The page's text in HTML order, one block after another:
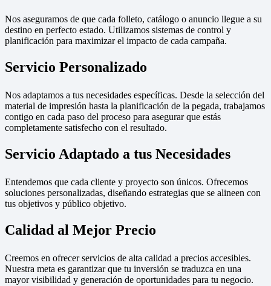
Nos aseguramos de que cada folleto, catálogo o anuncio llegue a su
destino en perfecto estado. Utilizamos sistemas de control y
planificación para maximizar el impacto de cada campaña.
Servicio Personalizado
Nos adaptamos a tus necesidades específicas. Desde la selección del
material de impresión hasta la planificación de la pegada, trabajamos
contigo en cada paso del proceso para asegurar que estás
completamente satisfecho con el resultado.
Servicio Adaptado a tus Necesidades
Entendemos que cada cliente y proyecto son únicos. Ofrecemos
soluciones personalizadas, diseñando estrategias que se alineen con
tus objetivos y público objetivo.
Calidad al Mejor Precio
Creemos en ofrecer servicios de alta calidad a precios accesibles.
Nuestra meta es garantizar que tu inversión se traduzca en una
mayor visibilidad y generación de oportunidades para tu negocio.